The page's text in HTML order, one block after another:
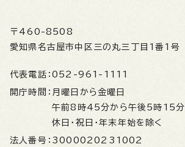
〒460-8508
愛知県名古屋市中区三の丸三丁目1番1号
代表電話： 052-961-1111
開庁時間： 月曜日から金曜日
午前8時45分から午後5時15分
休日・祝日・年末年始を除く
法人番号： 3000020231002